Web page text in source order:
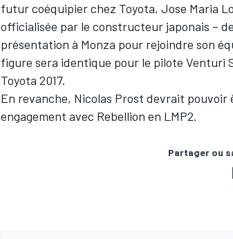
futur coéquipier chez Toyota, Jose Maria
officialisée par le constructeur japonais –
présentation à Monza pour rejoindre son
figure sera identique pour le pilote Venturi
Toyota 2017.
En revanche, Nicolas Prost devrait pouvoir
engagement avec Rebellion en LMP2.
Partager ou